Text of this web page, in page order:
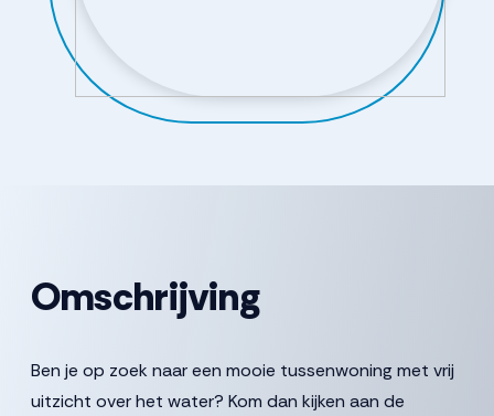
Omschrijving
Ben je op zoek naar een mooie tussenwoning met vrij
uitzicht over het water? Kom dan kijken aan de